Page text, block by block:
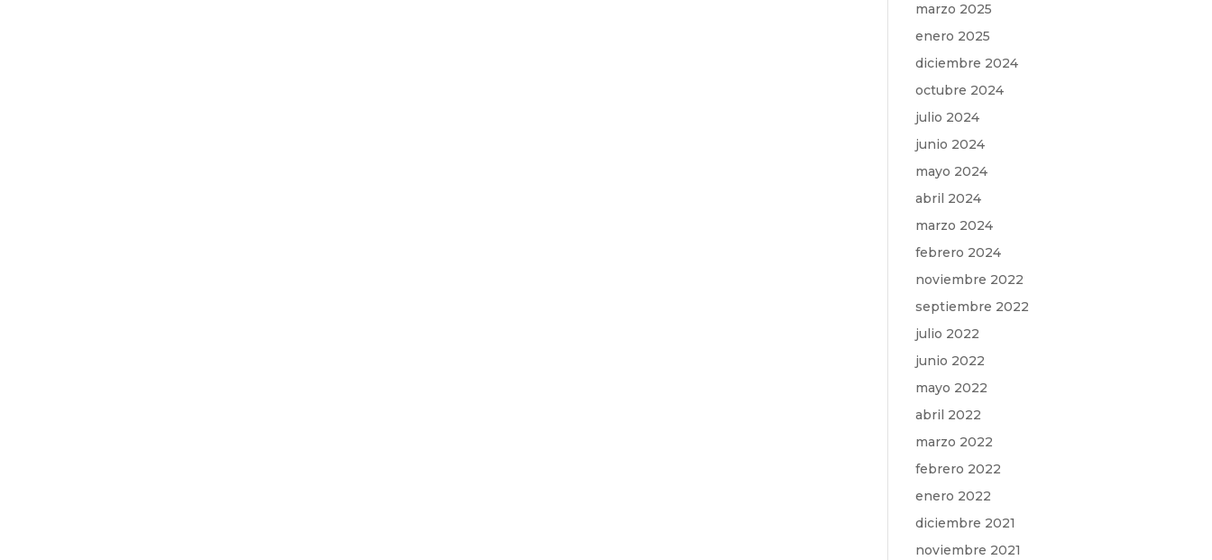
marzo 2025
enero 2025
diciembre 2024
octubre 2024
julio 2024
junio 2024
mayo 2024
abril 2024
marzo 2024
febrero 2024
noviembre 2022
septiembre 2022
julio 2022
junio 2022
mayo 2022
abril 2022
marzo 2022
febrero 2022
enero 2022
diciembre 2021
noviembre 2021